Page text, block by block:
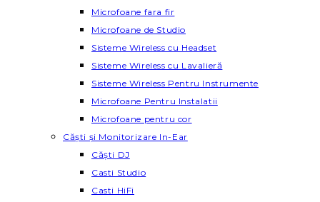
Microfoane fara fir
Microfoane de Studio
Sisteme Wireless cu Headset
Sisteme Wireless cu Lavalieră
Sisteme Wireless Pentru Instrumente
Microfoane Pentru Instalatii
Microfoane pentru cor
Căști și Monitorizare In-Ear
Căști DJ
Casti Studio
Casti HiFi